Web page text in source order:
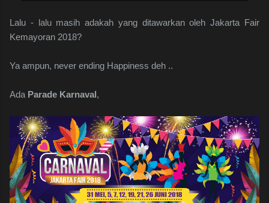
Lalu - lalu masih adakah yang ditawarkan oleh Jakarta Fair
Kemayoran 2018?
Ya ampun, never ending Happiness deh ..
Ada Parade Karnaval,